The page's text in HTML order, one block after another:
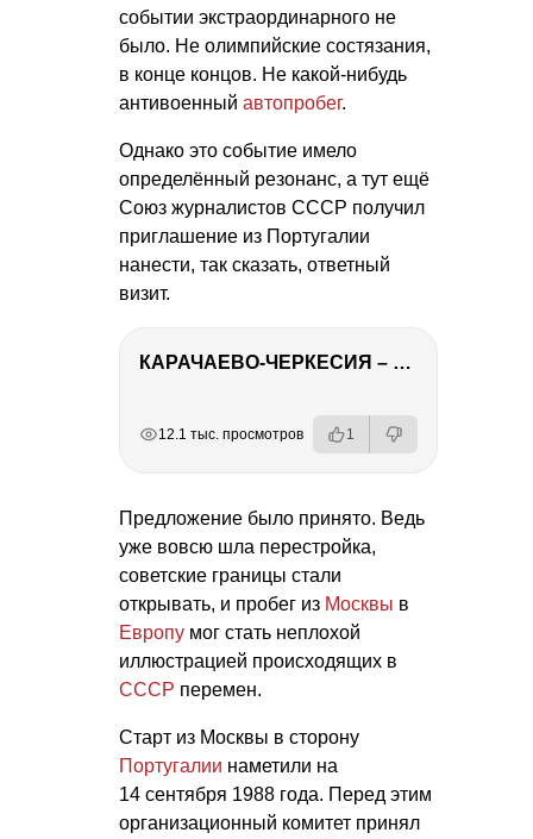
событии экстраординарного не
было. Не олимпийские состязания,
в конце концов. Не какой-нибудь
антивоенный автопробег.
Однако это событие имело
определённый резонанс, а тут ещё
Союз журналистов СССР получил
приглашение из Португалии
нанести, так сказать, ответный
визит.
КАРАЧАЕВО-ЧЕРКЕСИЯ – ПУТЕШЕСТВИЕ НА КАВКАЗ часть 2
12.1 тыс. просмотров 1
Предложение было принято. Ведь
уже вовсю шла перестройка,
советские границы стали
открывать, и пробег из Москвы в
Европу мог стать неплохой
иллюстрацией происходящих в
СССР перемен.
Старт из Москвы в сторону
Португалии наметили на
14 сентября 1988 года. Перед этим
организационный комитет принял